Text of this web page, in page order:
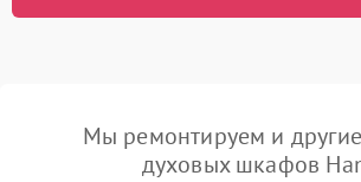
Мы ремонтируем и
духовых шкафов